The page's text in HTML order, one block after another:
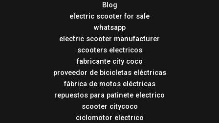
Blog
electric scooter for sale
whatsapp
electric scooter manufacturer
scooters electricos
fabricante city coco
proveedor de bicicletas eléctricas
fábrica de motos eléctricas
repuestos para patinete electrico
scooter citycoco
ciclomotor electrico